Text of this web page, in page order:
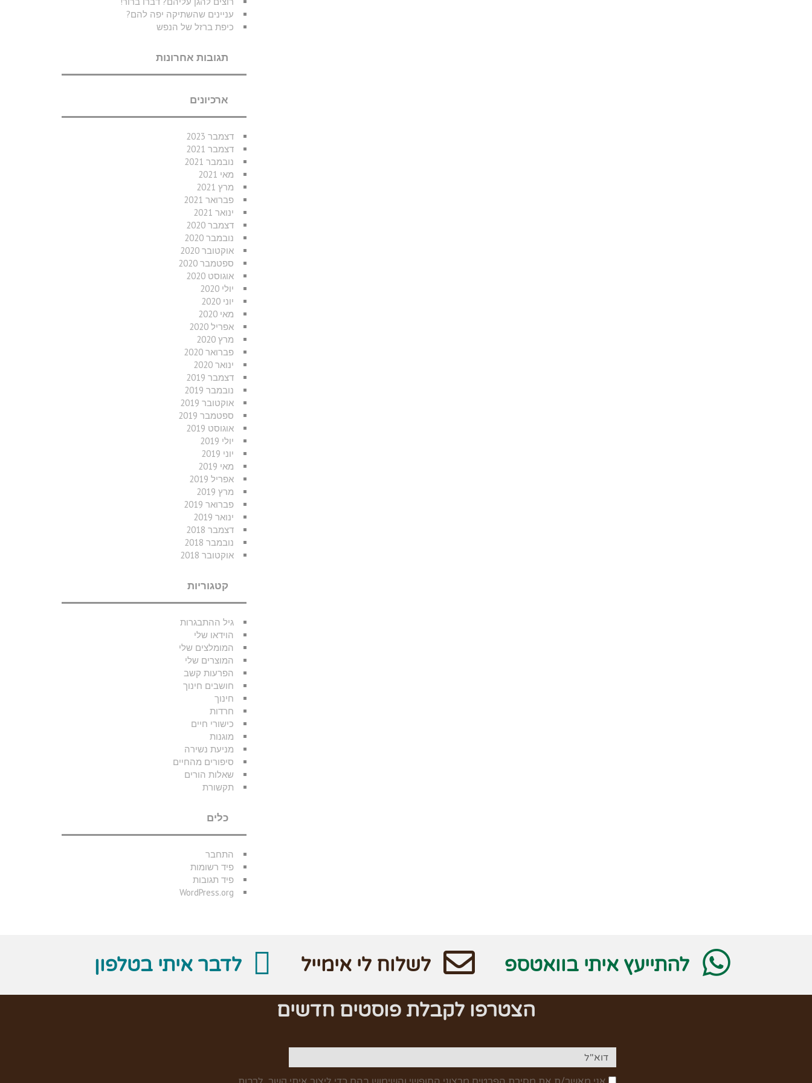
עניינים שהשתיקה יפה להם?
כיפת ברזל של הנפש
תגובות אחרונות
ארכיונים
דצמבר 2023
דצמבר 2021
נובמבר 2021
מאי 2021
מרץ 2021
פברואר 2021
ינואר 2021
דצמבר 2020
נובמבר 2020
אוקטובר 2020
ספטמבר 2020
אוגוסט 2020
יולי 2020
יוני 2020
מאי 2020
אפריל 2020
מרץ 2020
פברואר 2020
ינואר 2020
דצמבר 2019
נובמבר 2019
אוקטובר 2019
ספטמבר 2019
אוגוסט 2019
יולי 2019
יוני 2019
מאי 2019
אפריל 2019
מרץ 2019
פברואר 2019
ינואר 2019
דצמבר 2018
נובמבר 2018
אוקטובר 2018
קטגוריות
גיל ההתבגרות
הוידאו שלי
המומלצים שלי
המוצרים שלי
הפרעות קשב
חושבים חינוך
חינוך
חרדות
כישורי חיים
מוגנות
מניעת נשירה
סיפורים מהחיים
שאלות הורים
תקשורת
כלים
התחבר
פיד רשומות
פיד תגובות
WordPress.org
להתייעץ איתי בוואטספ לשלוח לי אימייל
לדבר איתי בטלפון
הצטרפו לקבלת פוסטים חדשים